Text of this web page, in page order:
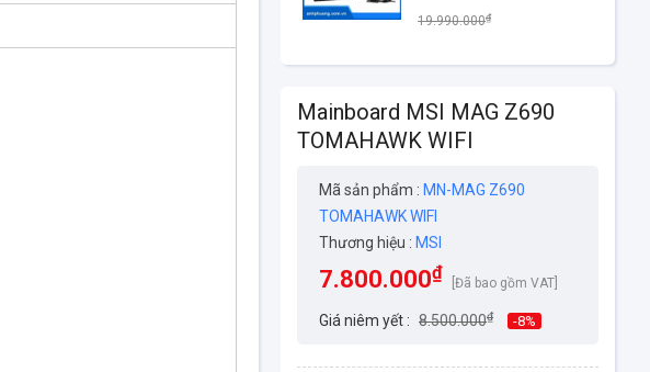
19.990.000₫
Mainboard MSI MAG Z690
TOMAHAWK WIFI
Mã sản phẩm : MN-MAG Z690
TOMAHAWK WIFI
Thương hiệu : MSI
7.800.000₫
[Đã bao gồm VAT]
Giá niêm yết : 8.500.000₫ -8%